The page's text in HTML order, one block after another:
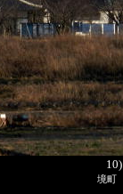
境町